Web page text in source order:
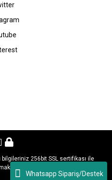
Whatsapp Sipariş/Destek
bilgileriniz 256bit SSL sertifikası ile